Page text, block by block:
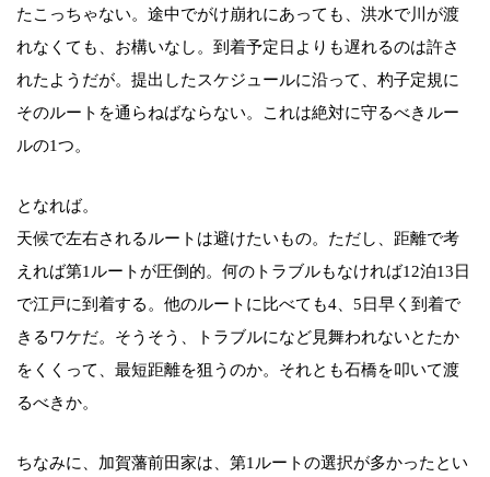
たこっちゃない。途中でがけ崩れにあっても、洪水で川が渡
れなくても、お構いなし。到着予定日よりも遅れるのは許さ
れたようだが。提出したスケジュールに沿って、杓子定規に
そのルートを通らねばならない。これは絶対に守るべきルー
ルの1つ。
となれば。
天候で左右されるルートは避けたいもの。ただし、距離で考
えれば第1ルートが圧倒的。何のトラブルもなければ12泊13日
で江戸に到着する。他のルートに比べても4、5日早く到着で
きるワケだ。そうそう、トラブルになど見舞われないとたか
をくくって、最短距離を狙うのか。それとも石橋を叩いて渡
るべきか。
ちなみに、加賀藩前田家は、第1ルートの選択が多かったとい